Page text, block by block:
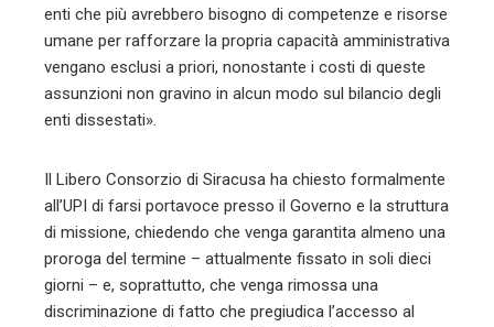
enti che più avrebbero bisogno di competenze e risorse
umane per rafforzare la propria capacità amministrativa
vengano esclusi a priori, nonostante i costi di queste
assunzioni non gravino in alcun modo sul bilancio degli
enti dissestati».
Il Libero Consorzio di Siracusa ha chiesto formalmente
all’UPI di farsi portavoce presso il Governo e la struttura
di missione, chiedendo che venga garantita almeno una
proroga del termine – attualmente fissato in soli dieci
giorni – e, soprattutto, che venga rimossa una
discriminazione di fatto che pregiudica l’accesso al